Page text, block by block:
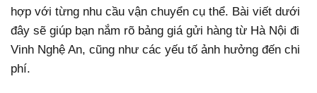
hợp với từng nhu cầu vận chuyển cụ thể. Bài viết dưới
đây sẽ giúp bạn nắm rõ bảng giá gửi hàng từ Hà Nội đi
Vinh Nghệ An, cũng như các yếu tố ảnh hưởng đến chi
phí.